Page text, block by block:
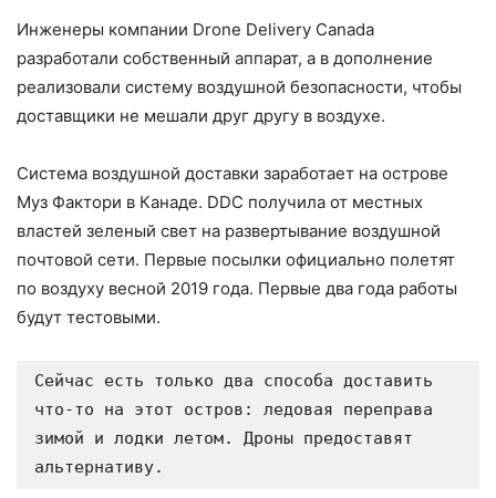
Инженеры компании Drone Delivery Canada
разработали собственный аппарат, а в дополнение
реализовали систему воздушной безопасности, чтобы
доставщики не мешали друг другу в воздухе.
Система воздушной доставки заработает на острове
Муз Фактори в Канаде. DDC получила от местных
властей зеленый свет на развертывание воздушной
почтовой сети. Первые посылки официально полетят
по воздуху весной 2019 года. Первые два года работы
будут тестовыми.
Сейчас есть только два способа доставить
что-то на этот остров: ледовая переправа
зимой и лодки летом. Дроны предоставят
альтернативу.